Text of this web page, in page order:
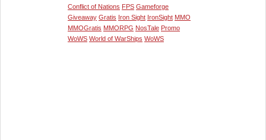
Conflict of Nations FPS Gameforge
Giveaway Gratis Iron Sight IronSight MMO
MMOGratis MMORPG NosTale Promo
WoWS World of WarShips WoWS